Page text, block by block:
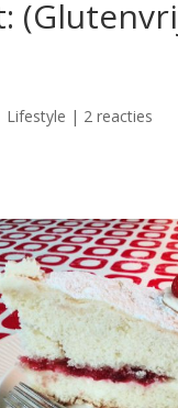
Lifestyle | 2 reacties